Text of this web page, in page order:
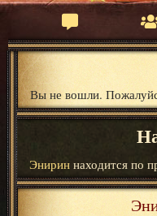
Вы не вошли.
Энириннаходится по